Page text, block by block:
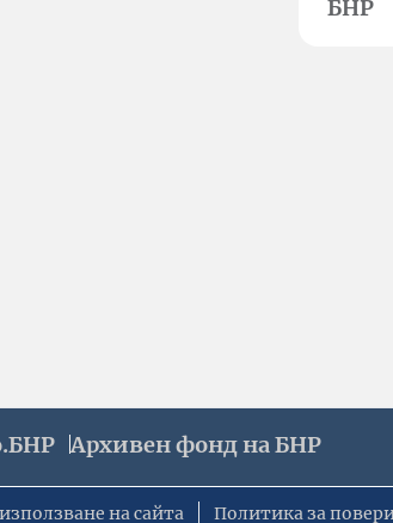
БНР
Архивен фонд на БНР
на сайта Политика за